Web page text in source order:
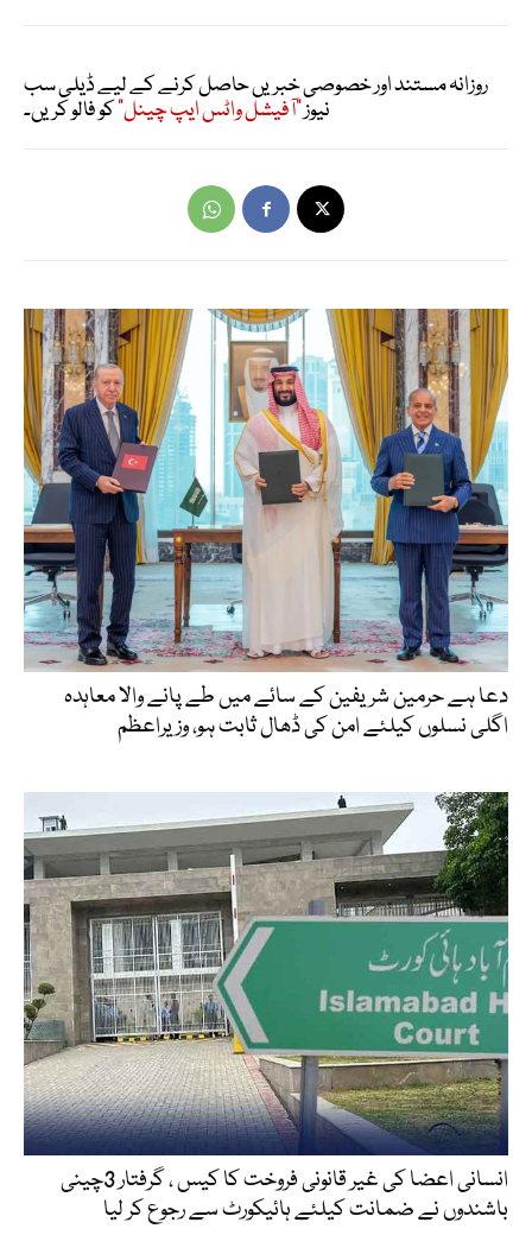
روزانہ مستند اور خصوصی خبریں حاصل کرنے کے لیے ڈیلی سب
نیوز"آفیشل واٹس ایپ چینل"کو فالو کریں۔
دعا ہے حرمین شریفین کے سائے میں طے پانے والا معاہدہ
اگلی نسلوں کیلئے امن کی ڈھال ثابت ہو، وزیراعظم
انسانی اعضا کی غیر قانونی فروخت کا کیس ، گرفتار 3چینی
باشندوں نے ضمانت کیلئے ہائیکورٹ سے رجوع کر لیا